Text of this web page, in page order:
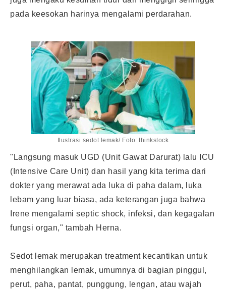
pada keesokan harinya mengalami perdarahan.
Ilustrasi sedot lemak/ Foto: thinkstock
"Langsung masuk UGD (Unit Gawat Darurat) lalu ICU
(Intensive Care Unit) dan hasil yang kita terima dari
dokter yang merawat ada luka di paha dalam, luka
lebam yang luar biasa, ada keterangan juga bahwa
Irene mengalami septic shock, infeksi, dan kegagalan
fungsi organ," tambah Herna.
Sedot lemak merupakan treatment kecantikan untuk
menghilangkan lemak, umumnya di bagian pinggul,
perut, paha, pantat, punggung, lengan, atau wajah